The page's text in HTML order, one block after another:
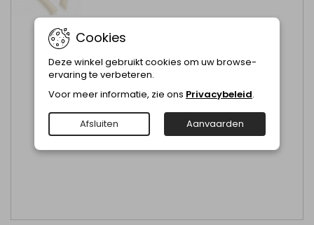
Cookies
Deze winkel gebruikt cookies om uw browse-
ervaring te verbeteren.
Voor meer informatie, zie ons Privacybeleid.
Afsluiten Aanvaarden